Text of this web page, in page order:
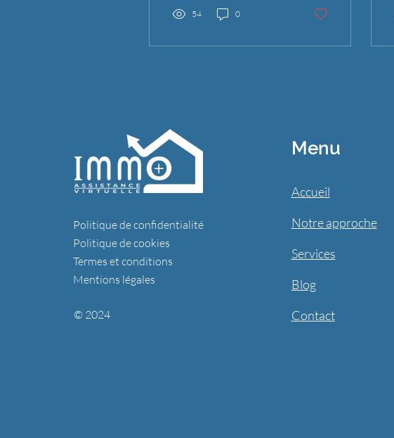
pour les courtiers
54 0
Politique de confidentialité
Politique de cookies
Termes et conditions
Mentions légales
© 2024
Menu
Accueil
Notre approche
Services
Blog
Contact